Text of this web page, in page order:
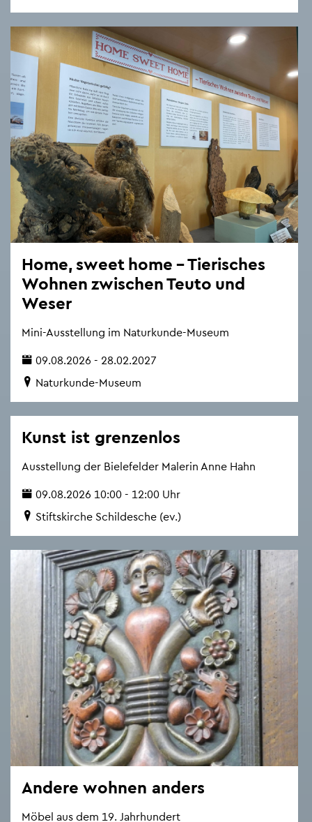
Home, sweet home – Tie­ri­sches
Woh­nen zwi­schen Teuto und
Weser
Mini-Aus­stel­lung im Na­tur­kun­de-Mu­se­um
09.08.2026 - 28.02.2027
Na­tur­kun­de-Mu­se­um
Kunst ist gren­zen­los
Aus­stel­lung der Bie­le­fel­der Ma­le­rin Anne Hahn
09.08.2026 10:00 - 12:00 Uhr
Stifts­kir­che Schil­desche (ev.)
An­de­re woh­nen an­ders
Möbel aus dem 19. Jahr­hun­dert